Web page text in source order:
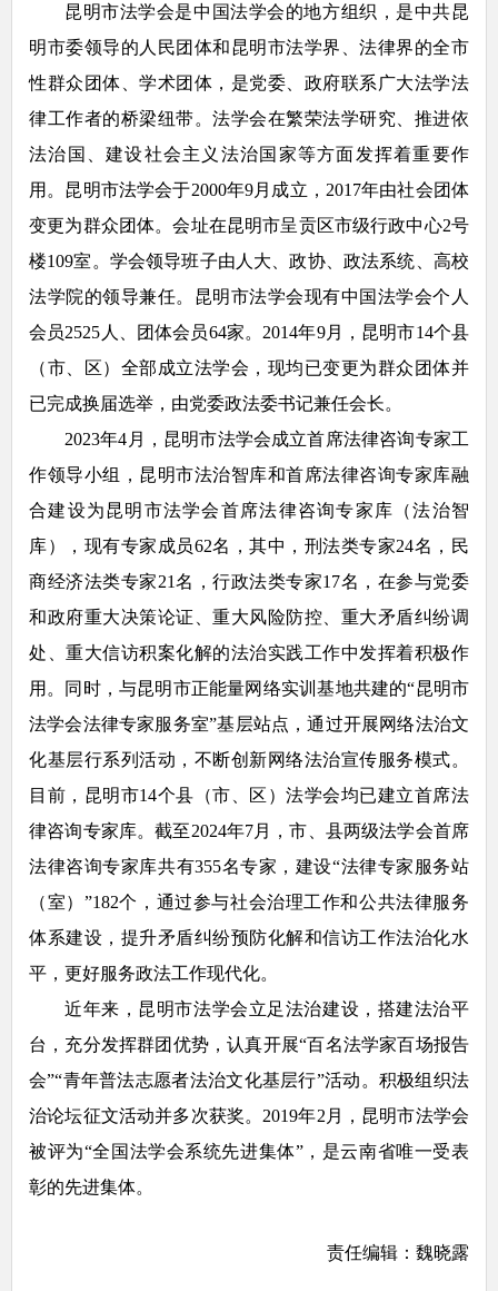
昆明市法学会是中国法学会的地方组织，是中共昆
明市委领导的人民团体和昆明市法学界、法律界的全市
性群众团体、学术团体，是党委、政府联系广大法学法
律工作者的桥梁纽带。法学会在繁荣法学研究、推进依
法治国、建设社会主义法治国家等方面发挥着重要作
用。昆明市法学会于2000年9月成立，2017年由社会团体
变更为群众团体。会址在昆明市呈贡区市级行政中心2号
楼109室。学会领导班子由人大、政协、政法系统、高校
法学院的领导兼任。昆明市法学会现有中国法学会个人
会员2525人、团体会员64家。2014年9月，昆明市14个县
（市、区）全部成立法学会，现均已变更为群众团体并
已完成换届选举，由党委政法委书记兼任会长。
2023年4月，昆明市法学会成立首席法律咨询专家工
作领导小组，昆明市法治智库和首席法律咨询专家库融
合建设为昆明市法学会首席法律咨询专家库（法治智
库），现有专家成员62名，其中，刑法类专家24名，民
商经济法类专家21名，行政法类专家17名，在参与党委
和政府重大决策论证、重大风险防控、重大矛盾纠纷调
处、重大信访积案化解的法治实践工作中发挥着积极作
用。同时，与昆明市正能量网络实训基地共建的“昆明市
法学会法律专家服务室”基层站点，通过开展网络法治文
化基层行系列活动，不断创新网络法治宣传服务模式。
目前，昆明市14个县（市、区）法学会均已建立首席法
律咨询专家库。截至2024年7月，市、县两级法学会首席
法律咨询专家库共有355名专家，建设“法律专家服务站
（室）”182个，通过参与社会治理工作和公共法律服务
体系建设，提升矛盾纠纷预防化解和信访工作法治化水
平，更好服务政法工作现代化。
近年来，昆明市法学会立足法治建设，搭建法治平
台，充分发挥群团优势，认真开展“百名法学家百场报告
会”“青年普法志愿者法治文化基层行”活动。积极组织法
治论坛征文活动并多次获奖。2019年2月，昆明市法学会
被评为“全国法学会系统先进集体”，是云南省唯一受表
彰的先进集体。
责任编辑：魏晓露